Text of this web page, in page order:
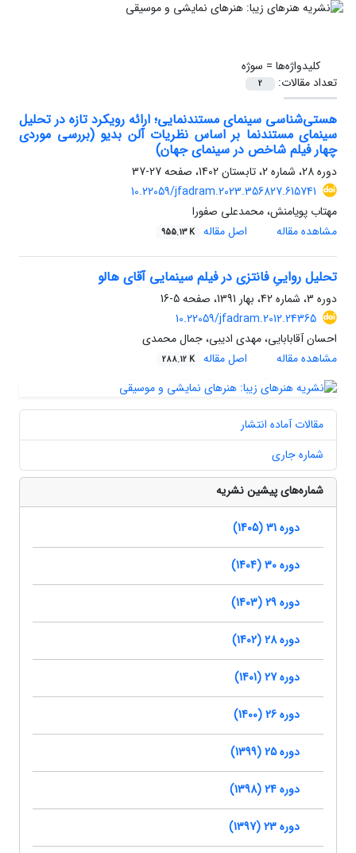
کلیدواژه‌ها = سوژه
تعداد مقالات:
2
هستی‌شناسی سینمای مستندنمایی؛ ارائه رویکرد تازه در تحلیل
سینمای مستندنما بر اساس نظریات آلن بدیو (بررسی موردی
چهار فیلم شاخص در سینمای جهان)
دوره 28، شماره 2، تابستان 1402، صفحه
27-37
10.22059/jfadram.2023.356827.615741
مهتاب پویامنش، محمدعلی صفورا
مشاهده مقاله
اصل مقاله 955.13 K
تحلیل رواییِ فانتزی در فیلم سینمایی آقای هالو
دوره 3، شماره 42، بهار 1391، صفحه
5-16
10.22059/jfadram.2012.24365
احسان آقابابایی، مهدی ادیبی، جمال محمدی
مشاهده مقاله
اصل مقاله 288.12 K
مقالات آماده انتشار
شماره جاری
شماره‌های پیشین نشریه
دوره 31 (1405)
دوره 30 (1404)
دوره 29 (1403)
دوره 28 (1402)
دوره 27 (1401)
دوره 26 (1400)
دوره 25 (1399)
دوره 24 (1398)
دوره 23 (1397)